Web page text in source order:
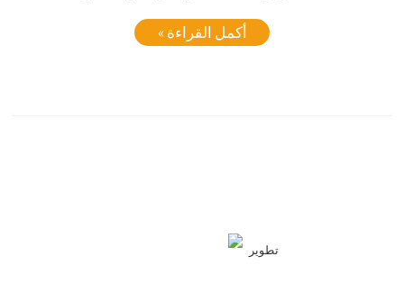
أكمل القراءة »
تطوير